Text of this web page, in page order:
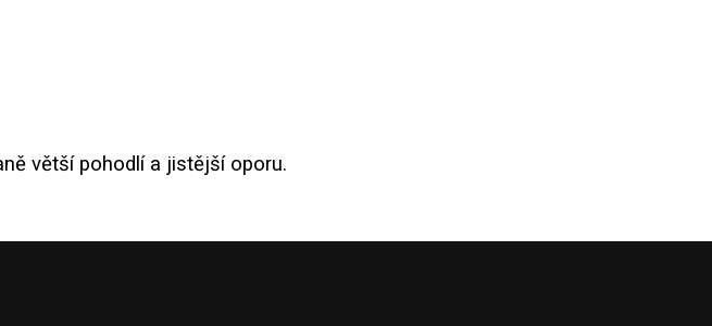
větší pohodlí a jistější oporu.